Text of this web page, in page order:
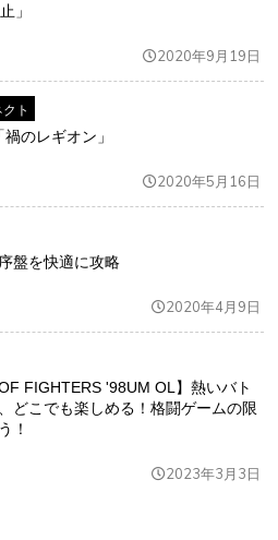
」
2020年9月19日
ト
のレギオン」
2020年5月16日
盤を快適に攻略
2020年4月9日
FIGHTERS '98UM OL】熱いバト
どこでも楽しめる！格闘ゲームの限
！
2023年3月3日